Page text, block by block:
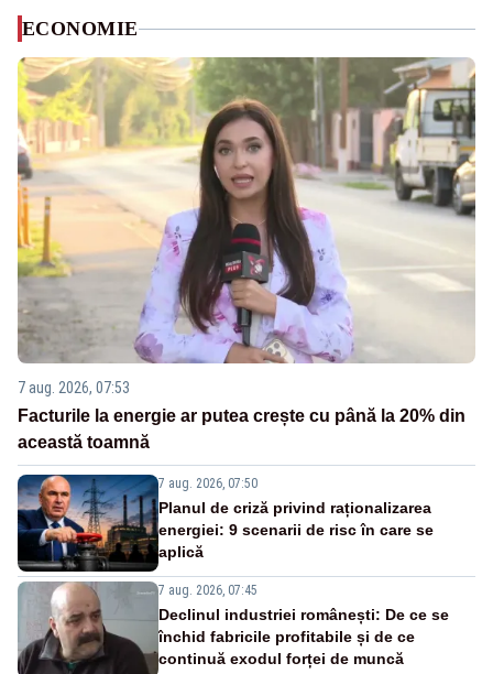
ECONOMIE
7 aug. 2026, 07:53
Facturile la energie ar putea crește cu până la 20% din
această toamnă
7 aug. 2026, 07:50
Planul de criză privind raționalizarea
energiei: 9 scenarii de risc în care se
aplică
7 aug. 2026, 07:45
Declinul industriei românești: De ce se
închid fabricile profitabile și de ce
continuă exodul forței de muncă